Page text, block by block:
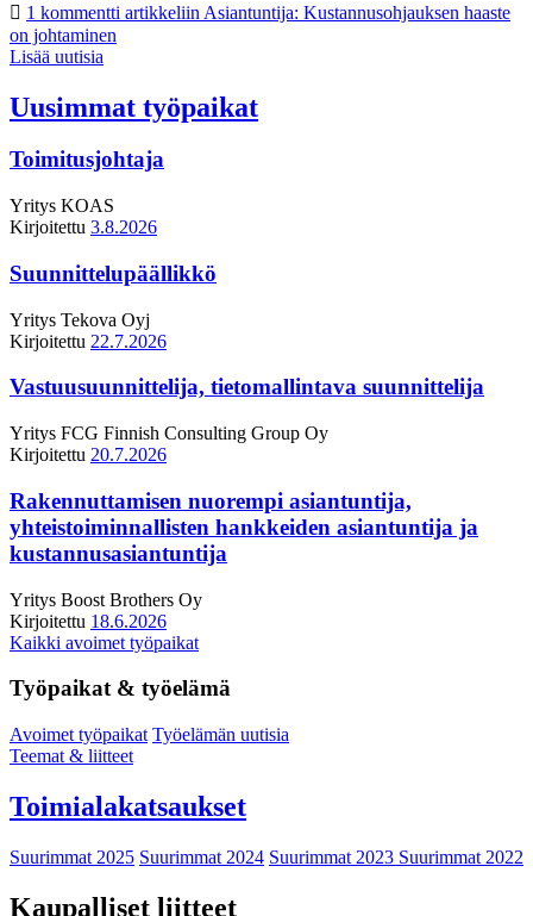
1 kommentti artikkeliin Asiantuntija: Kustannusohjauksen haaste
on johtaminen
Lisää uutisia
Uusimmat työpaikat
Toimitusjohtaja
Yritys KOAS
Kirjoitettu 3.8.2026
Suunnittelupäällikkö
Yritys Tekova Oyj
Kirjoitettu 22.7.2026
Vastuusuunnittelija, tietomallintava suunnittelija
Yritys FCG Finnish Consulting Group Oy
Kirjoitettu 20.7.2026
Rakennuttamisen nuorempi asiantuntija,
yhteistoiminnallisten hankkeiden asiantuntija ja
kustannusasiantuntija
Yritys Boost Brothers Oy
Kirjoitettu 18.6.2026
Kaikki avoimet työpaikat
Työpaikat & työelämä
Avoimet työpaikat Työelämän uutisia
Teemat & liitteet
Toimialakatsaukset
Suurimmat 2025 Suurimmat 2024 Suurimmat 2023 Suurimmat 2022
Kaupalliset liitteet